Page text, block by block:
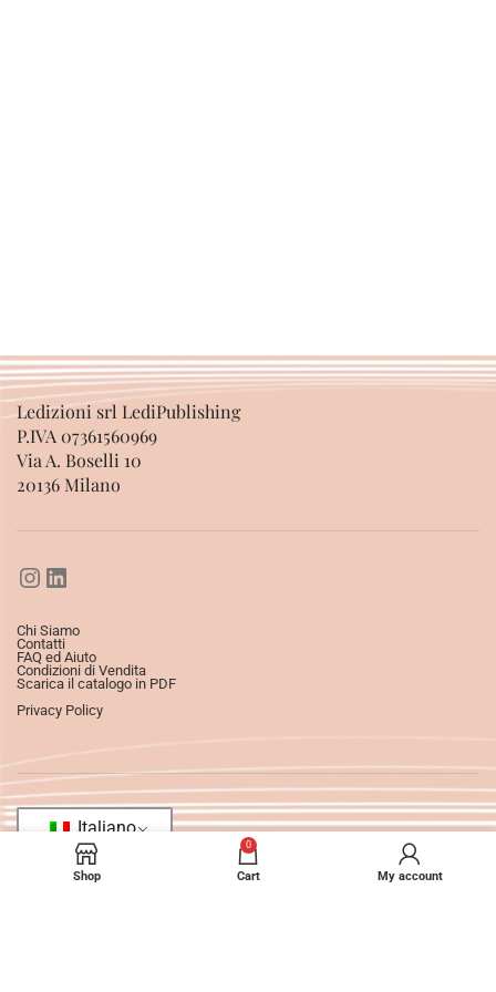
Ledizioni srl LediPublishing
P.IVA 07361560969
Via A. Boselli 10
20136 Milano
Chi Siamo
Contatti
FAQ ed Aiuto
Condizioni di Vendita
Scarica il catalogo in PDF
Privacy Policy
Italiano
Shop
0
Cart My account